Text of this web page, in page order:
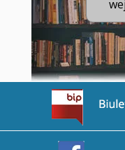
Przejdź na stronę
Przejdź na stronę